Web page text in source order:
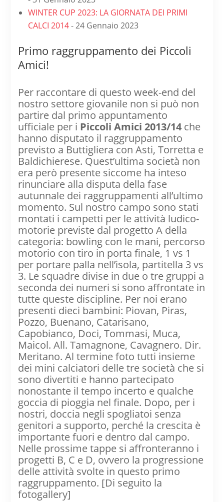
WINTER CUP 2023: LA GIORNATA DEI PRIMI
CALCI 2014- 24 Gennaio 2023
Primo raggruppamento dei Piccoli
Amici!
Per raccontare di questo week-end del
nostro settore giovanile non si può non
partire dal primo appuntamento
ufficiale per i Piccoli Amici 2013/14che
hanno disputato il raggruppamento
previsto a Buttigliera con Asti, Torretta e
Baldichierese. Quest’ultima società non
era però presente siccome ha inteso
rinunciare alla disputa della fase
autunnale dei raggruppamenti all’ultimo
momento. Sul nostro campo sono stati
montati i campetti per le attività ludico-
motorie previste dal progetto A della
categoria: bowling con le mani, percorso
motorio con tiro in porta finale, 1 vs 1
per portare palla nell’isola, partitella 3 vs
3. Le squadre divise in due o tre gruppi a
seconda dei numeri si sono affrontate in
tutte queste discipline. Per noi erano
presenti dieci bambini: Piovan, Piras,
Pozzo, Buenano, Catarisano,
Capobianco, Doci, Tommasi, Muca,
Maicol. All. Tamagnone, Cavagnero. Dir.
Meritano. Al termine foto tutti insieme
dei mini calciatori delle tre società che si
sono divertiti e hanno partecipato
nonostante il tempo incerto e qualche
goccia di pioggia nel finale. Dopo, per i
nostri, doccia negli spogliatoi senza
genitori a supporto, perché la crescita è
importante fuori e dentro dal campo.
Nelle prossime tappe si affronteranno i
progetti B, C e D, ovvero la progressione
delle attività svolte in questo primo
raggruppamento. [Di seguito la
fotogallery]